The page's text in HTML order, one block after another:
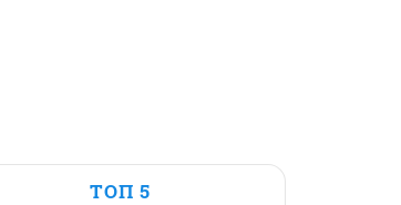
ТОП 5